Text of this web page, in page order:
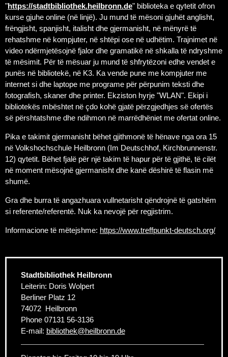
"https://stadtbibliothek.heilbronn.de" biblioteka e qytetit ofron
kurse gjuhe online (në linjë). Ju mund të mësoni gjuhët anglisht,
frëngjisht, spanjisht, italisht dhe gjermanisht, në mënyrë të
rehatshme në kompjuter, në shtëpi ose në udhëtim. Trajnimet në
video ndërmjetësojnë fjalor dhe gramatikë në shkalla të ndryshme
të mësimit. Për të mësuar ju mund të shfrytëzoni edhe vendet e
punës në bibliotekë, në K3. Ka vende pune me kompjuter me
internet si dhe laptope me programe për përpunim teksti dhe
fotografish, skaner dhe printer. Ekziston hyrje "WLAN". Ekipi i
bibliotekës mbështet në çdo kohë gjatë përzgjedhjes së ofertës
së përshtatshme dhe ndihmon në marrëdhëniet me ofertat online.
Pika e takimit gjermanisht bëhet gjithmonë të hënave nga ora 15
në Volkshochschule Heilbronn (Im Deutschhof, Kirchbrunnenstr.
12) qytetit. Bëhet fjalë për një takim të hapur për të gjithë, të cilët
në moment mësojnë gjermanisht dhe kanë dëshirë të flasin më
shumë.
Gra dhe burra të angazhuara vullnetarisht qëndrojnë të gatshëm
si referente/referentë. Nuk ka nevojë për regjistrim.
Informacione të mëtejshme: https://www.treffpunkt-deutsch.org/
Stadtbibliothek Heilbronn
Leiterin: Doris Wolpert
Berliner Platz 12
74072 Heilbronn
Phone 07131 56-3136
E-mail: bibliothek@heilbronn.de